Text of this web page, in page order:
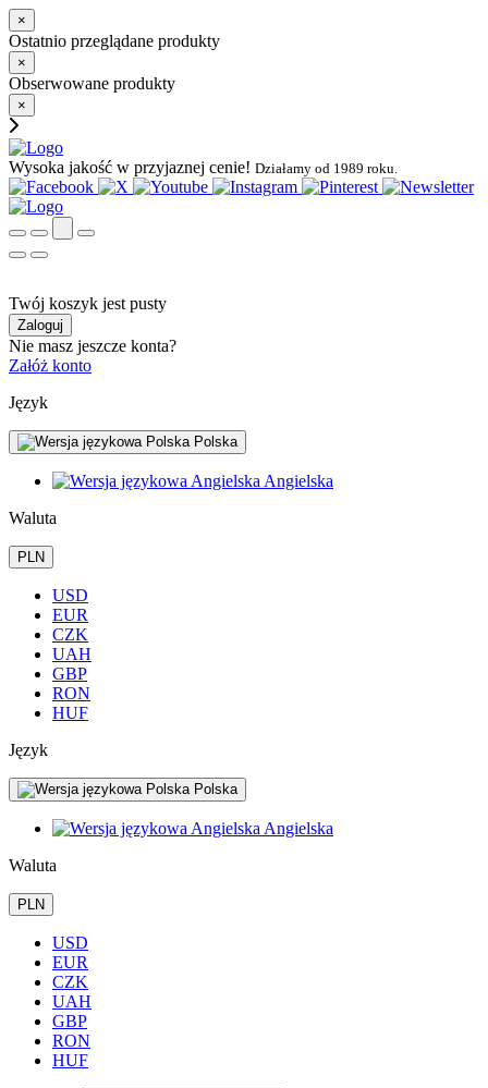
×
Ostatnio przeglądane produkty
×
Obserwowane produkty
×
Wysoka jakość w przyjaznej cenie! Działamy od 1989 roku.
Twój koszyk jest pusty
Zaloguj
Nie masz jeszcze konta?
Załóż konto
Język
Polska
Angielska
Waluta
PLN
USD
EUR
CZK
UAH
GBP
RON
HUF
Język
Polska
Angielska
Waluta
PLN
USD
EUR
CZK
UAH
GBP
RON
HUF